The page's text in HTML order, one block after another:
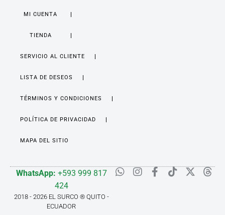
MI CUENTA
TIENDA
SERVICIO AL CLIENTE
LISTA DE DESEOS
TÉRMINOS Y CONDICIONES
POLÍTICA DE PRIVACIDAD
MAPA DEL SITIO
WhatsApp: +593 999 817
424
2018 - 2026 EL SURCO ® QUITO -
ECUADOR